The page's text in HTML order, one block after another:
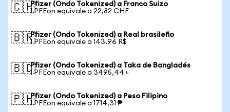
🇨🇭Pfizer (Ondo Tokenized) a Franco Suizo
1 PFEon equivale a 22,82 CHF
🇧🇷Pfizer (Ondo Tokenized) a Real brasileño
1 PFEon equivale a 143,96 R$
🇧🇩Pfizer (Ondo Tokenized) a Taka de Bangladés
1 PFEon equivale a 3495,44 ৳
🇵🇭Pfizer (Ondo Tokenized) a Peso Filipino
1 PFEon equivale a 1714,31 ₱